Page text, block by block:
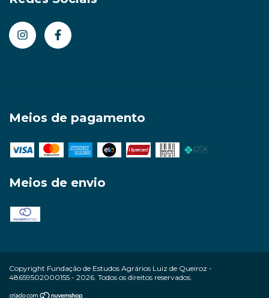
Meios de pagamento
Meios de envio
Copyright Fundação de Estudos Agrários Luiz de Queiroz -
48659502000155 - 2026. Todos os direitos reservados.